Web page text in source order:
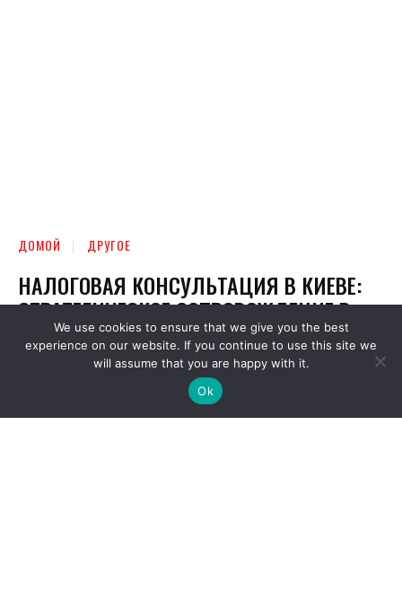
We use cookies to ensure that we give you the best
experience on our website. If you continue to use this site we
will assume that you are happy with it.
Ok